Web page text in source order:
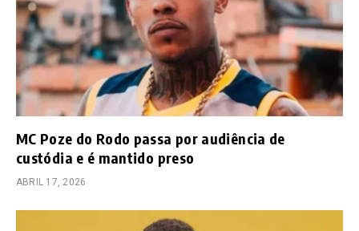
MC Poze do Rodo passa por audiência de
custódia e é mantido preso
ABRIL 17, 2026